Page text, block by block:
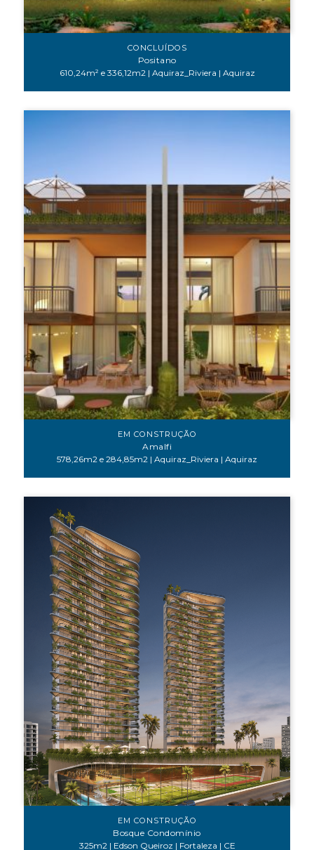
CONCLUÍDOS
Positano
610,24m² e 336,12m2 | Aquiraz_Riviera | Aquiraz
EM CONSTRUÇÃO
Amalfi
578,26m2 e 284,85m2 | Aquiraz_Riviera | Aquiraz
EM CONSTRUÇÃO
Bosque Condomínio
325m2 | Edson Queiroz | Fortaleza | CE